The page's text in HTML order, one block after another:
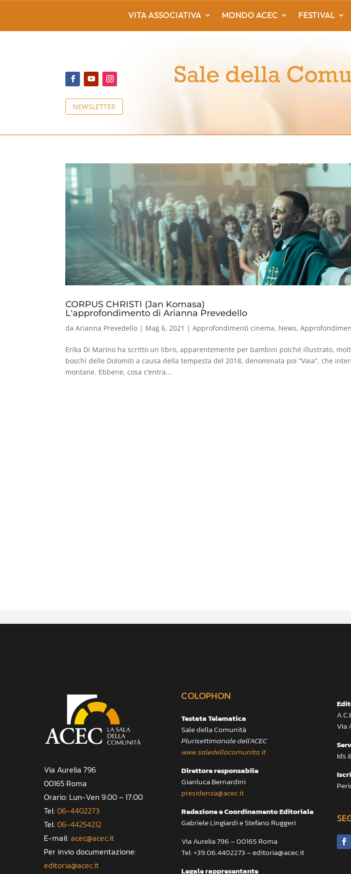
NEWSLETTER
VITA ASSOCIATIVA MONDO ACEC FESTIVAL
CORPUS CHRISTI (Jan Komasa)
L'approfondimento di Arianna Prevedello
daArianna Prevedello | Mag 6, 2021 |Approfondimenti cinema, News,
Erika Di Marino ha scritto un libro, apparentemente per bambini poiché illustrato,
boschi delle Dolomiti a causa della tempesta del 2018, denominata poi “Vaia”, che
montane. Ebbene, cosa c’entra...
Via Aurelia 796
00165 Roma
Orario: Lun-Ven 9:00 – 17:00
Tel: 06-4402273
Tel: 06-44254212
E-mail: acec@acec.it
Per invio documentazione:
editoria@acec.it
COLOPHON
Testata Telematica
Sale della Comunità
Plurisettimanale dell’ACEC
www.saledellacomunita.it
Direttore responsabile
Gianluca Bernardini
presidenza@acec.it
Redazione e Coordinamento Editoriale
Gabriele Lingiardi e Stefano Ruggeri
Via Aurelia 796 – 00165 Roma
Tel: +39.06.4402273 – editoria@acec.it
Legale rappresentante
Via
Ids